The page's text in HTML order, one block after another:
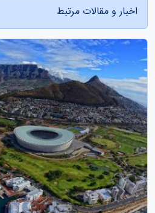
اخبار و مقالات مرتبط